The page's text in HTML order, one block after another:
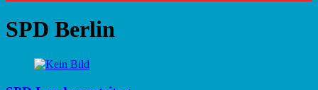
SPD Berlin